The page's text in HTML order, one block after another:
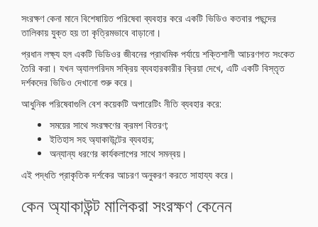
সংরক্ষণ কেনা মানে বিশেষায়িত পরিষেবা ব্যবহার করে একটি ভিডিও কতবার পছন্দের
তালিকায় যুক্ত হয় তা কৃত্রিমভাবে বাড়ানো।
প্রধান লক্ষ্য হল একটি ভিডিওর জীবনের প্রাথমিক পর্যায়ে শক্তিশালী আচরণগত সংকেত
তৈরি করা। যখন অ্যালগরিদম সক্রিয় ব্যবহারকারীর ক্রিয়া দেখে, এটি একটি বিস্তৃত
দর্শকদের ভিডিও দেখানো শুরু করে।
আধুনিক পরিষেবাগুলি বেশ কয়েকটি অপারেটিং নীতি ব্যবহার করে:
সময়ের সাথে সংরক্ষণের ক্রমশ বিতরণ;
ইতিহাস সহ অ্যাকাউন্টের ব্যবহার;
অন্যান্য ধরণের কার্যকলাপের সাথে সমন্বয়।
এই পদ্ধতি প্রাকৃতিক দর্শকের আচরণ অনুকরণ করতে সাহায্য করে।
কেন অ্যাকাউন্ট মালিকরা সংরক্ষণ কেনেন